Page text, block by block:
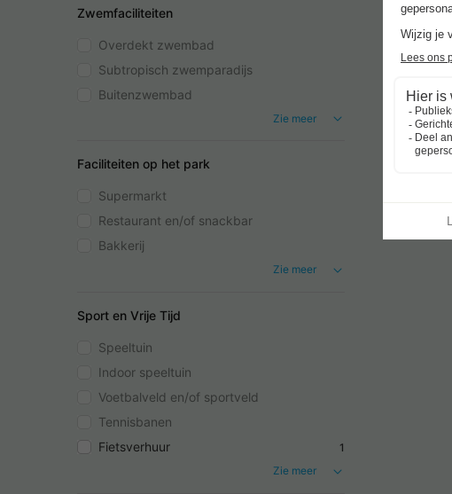
Zwemfaciliteiten
Overdekt zwembad
Subtropisch zwemparadijs
Buitenzwembad
Zie meer
Faciliteiten op het park
Supermarkt
Restaurant en/of snackbar
Bakkerij
Zie meer
Sport en Vrije Tijd
Speeltuin
Indoor speeltuin
Voetbalveld en/of sportveld
Tennisbanen
Fietsverhuur
1
Zie meer